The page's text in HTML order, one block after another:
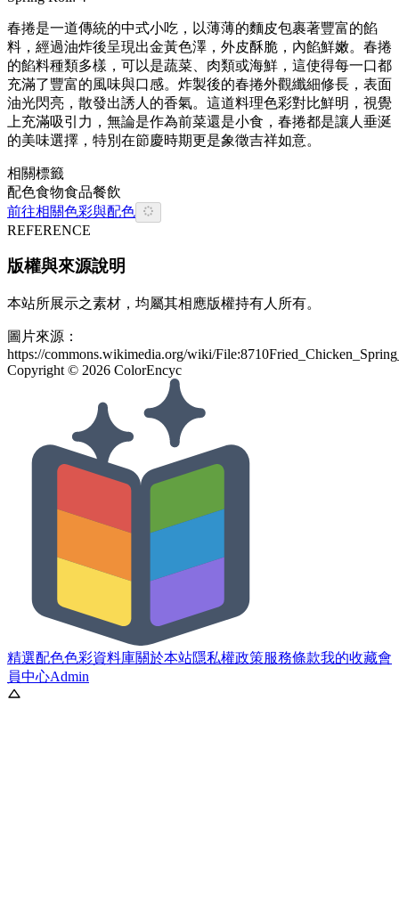
春捲是一道傳統的中式小吃，以薄薄的麵皮包裹著豐富的餡
料，經過油炸後呈現出金黃色澤，外皮酥脆，內餡鮮嫩。春捲
的餡料種類多樣，可以是蔬菜、肉類或海鮮，這使得每一口都
充滿了豐富的風味與口感。炸製後的春捲外觀纖細修長，表面
油光閃亮，散發出誘人的香氣。這道料理色彩對比鮮明，視覺
上充滿吸引力，無論是作為前菜還是小食，春捲都是讓人垂涎
的美味選擇，特別在節慶時期更是象徵吉祥如意。
相關標籤
配色食物食品餐飲
前往相關色彩與配色
REFERENCE
版權與來源說明
本站所展示之素材，均屬其相應版權持有人所有。
圖片來源：
https://commons.wikimedia.org/wiki/
Copyright © 2026 ColorEncyc
精選配色色彩資料庫關於本站隱私權政策服務條款我的收藏會
員中心Admin